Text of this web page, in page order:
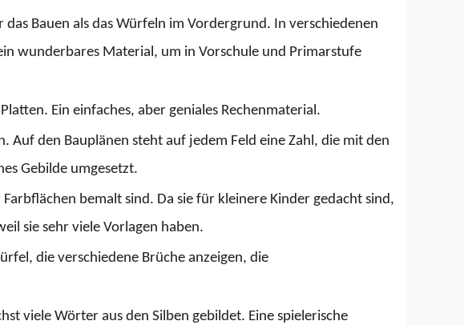
Bauen als das Würfeln im Vordergrund. In verschiedenen
wunderbares Material, um in Vorschule und Primarstufe
Ein einfaches, aber geniales Rechenmaterial.
den Bauplänen steht auf jedem Feld eine Zahl, die mit den
Gebilde umgesetzt.
bemalt sind. Da sie für kleinere Kinder gedacht sind,
sie sehr viele Vorlagen haben.
die verschiedene Brüche anzeigen, die
viele Wörter aus den Silben gebildet. Eine spielerische